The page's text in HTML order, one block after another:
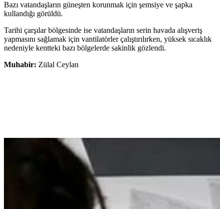
Bazı vatandaşların güneşten korunmak için şemsiye ve şapka
kullandığı görüldü.
Tarihi çarşılar bölgesinde ise vatandaşların serin havada alışveriş
yapmasını sağlamak için vantilatörler çalıştırılırken, yüksek sıcaklık
nedeniyle kentteki bazı bölgelerde sakinlik gözlendi.
Muhabir: Zülal Ceylan